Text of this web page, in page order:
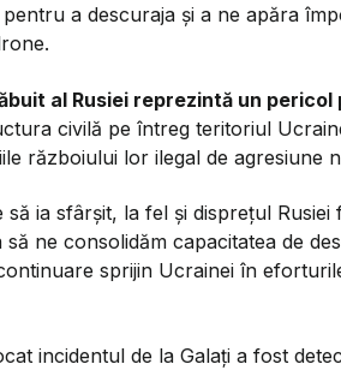
a descuraja și a ne apăra
al Rusiei reprezintă un
civilă pe întreg teritoriul
războiului lor ilegal de agresiune
să ia sfârșit, la fel și disprețul
ne consolidăm capacitatea de
sprijin Ucrainei în
incidentul de la Galaţi a fost